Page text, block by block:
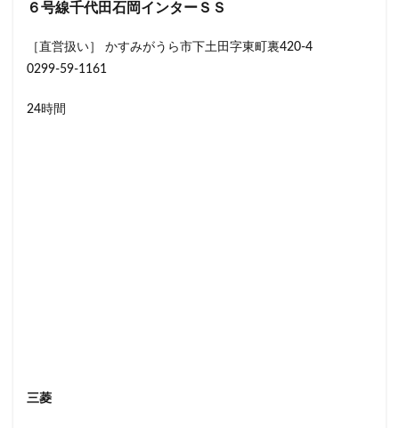
６号線千代田石岡インターＳＳ
［直営扱い］ かすみがうら市下土田字東町裏420-4
0299-59-1161
24時間
三菱